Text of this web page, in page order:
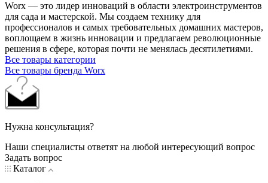
Worx — это лидер инноваций в области электроинструментов
для сада и мастерcкой. Мы создаем технику для
профессионалов и самых требовательных домашних мастеров,
воплощаем в жизнь инновации и предлагаем революционные
решения в сфере, которая почти не менялась десятилетиями.
Все товары категории
Все товары бренда Worx
Нужна консультация?
Наши специалисты ответят на любой интересующий вопрос
Задать вопрос
Каталог